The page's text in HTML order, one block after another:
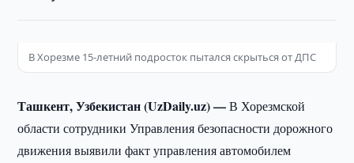
В Хорезме 15-летний подросток пытался скрыться от ДПС
Ташкент, Узбекистан (UzDaily.uz) —В Хорезмской
области сотрудники Управления безопасности дорожного
движения выявили факт управления автомобилем